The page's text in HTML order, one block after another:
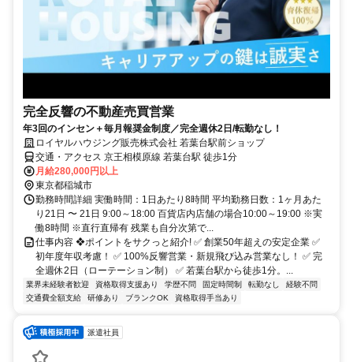
完全反響の不動産売買営業
年3回のインセン＋毎月報奨金制度／完全週休2日/転勤なし！
ロイヤルハウジング販売株式会社 若葉台駅前ショップ
交通・アクセス 京王相模原線 若葉台駅 徒歩1分
月給280,000円以上
東京都稲城市
勤務時間詳細 実働時間：1日あたり8時間 平均勤務日数：1ヶ月あた
り21日 〜 21日 9:00～18:00 百貨店内店舗の場合10:00～19:00 ※実
働8時間 ※直行直帰有 残業も自分次第で...
仕事内容 ❖ポイントをサクっと紹介! ✅ 創業50年超えの安定企業 ✅
初年度年収考慮！ ✅ 100%反響営業・新規飛び込み営業なし！ ✅ 完
全週休2日（ローテーション制） ✅ 若葉台駅から徒歩1分。...
業界未経験者歓迎 資格取得支援あり 学歴不問 固定時間制 転勤なし
経験不問
交通費全額支給
研修あり ブランクOK 資格取得手当あり
派遣社員